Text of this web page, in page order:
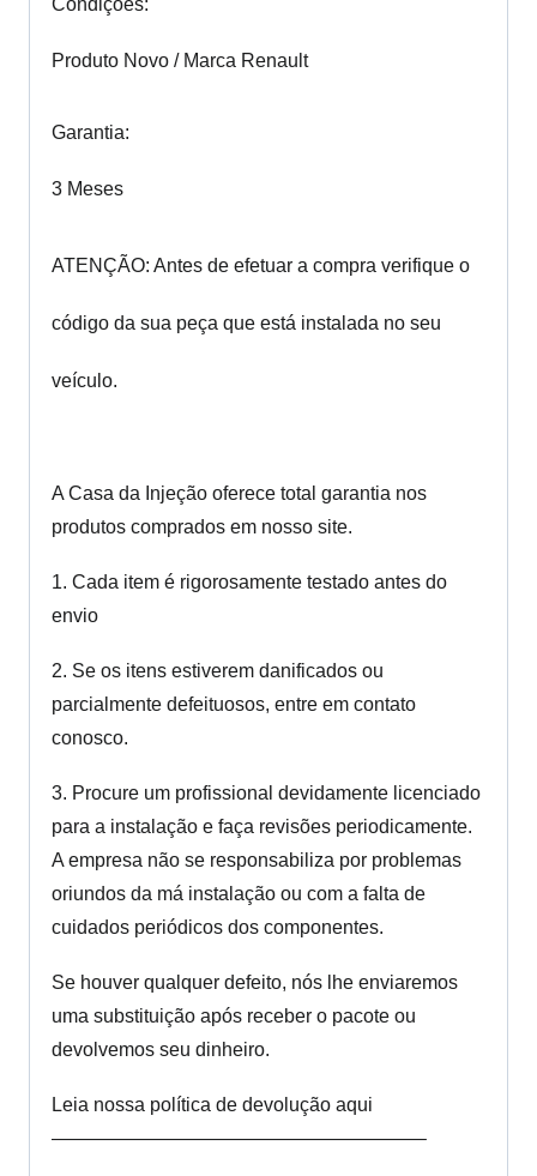
Produto Novo / Marca Renault
Garantia:
3 Meses
ATENÇÃO: Antes de efetuar a compra verifique o
código da sua peça que está instalada no seu
veículo.
A Casa da Injeção oferece total garantia nos
produtos comprados em nosso site.
1. Cada item é rigorosamente testado antes do
envio
2. Se os itens estiverem danificados ou
parcialmente defeituosos, entre em contato
conosco.
3. Procure um profissional devidamente licenciado
para a instalação e faça revisões periodicamente.
A empresa não se responsabiliza por problemas
oriundos da má instalação ou com a falta de
cuidados periódicos dos componentes.
Se houver qualquer defeito, nós lhe enviaremos
uma substituição após receber o pacote ou
devolvemos seu dinheiro.
Leia nossa política de devolução aqui
———————————————————–